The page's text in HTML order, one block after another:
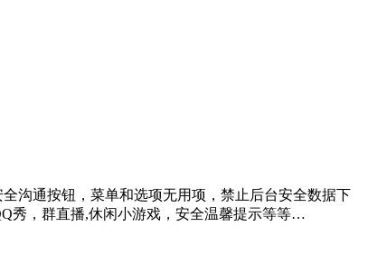
沟通按钮，菜单和选项无用项，禁止后台安全数据下
秀，群直播,休闲小游戏，安全温馨提示等等…